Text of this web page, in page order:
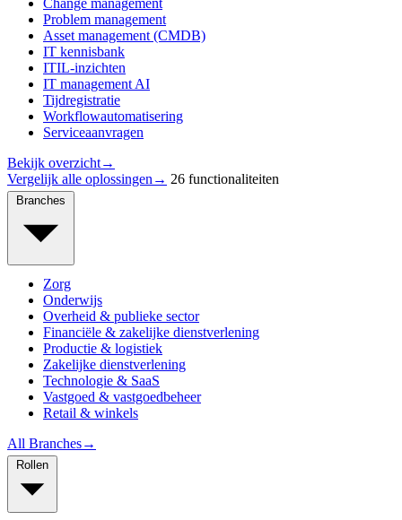
Change management
Problem management
Asset management (CMDB)
IT kennisbank
ITIL-inzichten
IT management AI
Tijdregistratie
Workflowautomatisering
Serviceaanvragen
Bekijk overzicht→
Vergelijk alle oplossingen → 26 functionaliteiten
Zorg
Onderwijs
Overheid & publieke sector
Financiële & zakelijke dienstverlening
Productie & logistiek
Zakelijke dienstverlening
Technologie & SaaS
Vastgoed & vastgoedbeheer
Retail & winkels
All Branches→